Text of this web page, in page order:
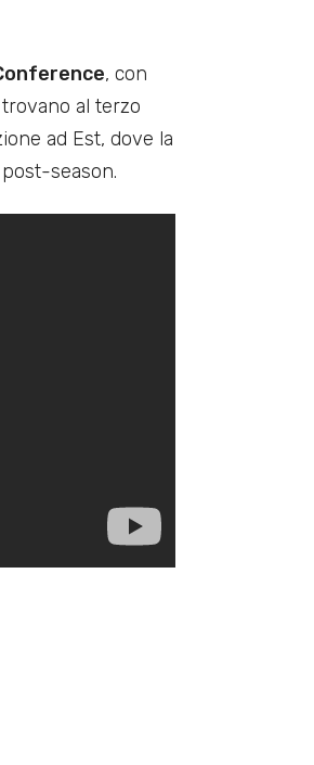
, con
al terzo
ad Est, dove la
season.